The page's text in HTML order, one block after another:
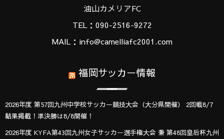
油山カメリアFC
TEL：090-2516-9272
MAIL：info@camelliafc2001.com
福岡サッカー情報
2026年度 第57回九州中学校サッカー競技大会（大分県開催） 2回戦8/7
結果掲載！準決勝は8/8開催！
2026年度 KYFA第43回九州女子サッカー選手権大会 兼 第48回皇后杯九州